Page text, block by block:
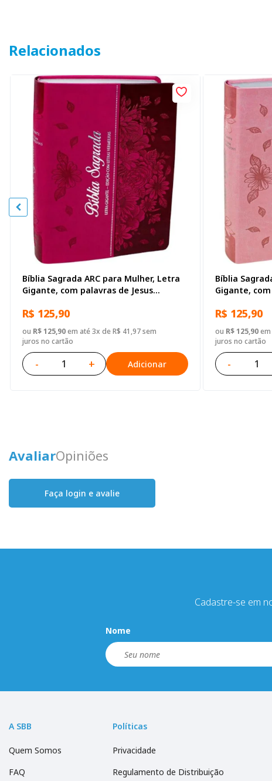
Relacionados
Bíblia Sagrada ARC para Mulher, Letra
Gigante, com palavras de Jesus
Sintético Rosa Pink
R$ 125,90
ou R$ 125,90em até 3x de R$ 41,97 sem
juros no cartão
- + Adicionar
Bíblia
Gigante,
Grande,
R$ 125,90
ou R$ 125,90em
juros no cartão
-
AvaliarOpiniões
Faça login e avalie
Cadastre-se em
Nome
A SBB
Quem Somos
FAQ
Políticas
Privacidade
Regulamento de Distribuição